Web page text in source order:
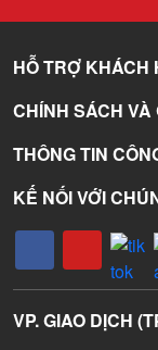
HỖ TRỢ KHÁCH
CHÍNH SÁCH VÀ
THÔNG TIN
KẾ NỐI VỚI
VP. GIAO DỊCH